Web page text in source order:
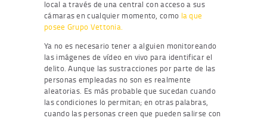
local a través de una central con acceso a sus
cámaras en cualquier momento, como la que
posee Grupo Vettonia.
Ya no es necesario tener a alguien monitoreando
las imágenes de vídeo en vivo para identificar el
delito. Aunque las sustracciones por parte de las
personas empleadas no son es realmente
aleatorias. Es más probable que sucedan cuando
las condiciones lo permitan; en otras palabras,
cuando las personas creen que pueden salirse con